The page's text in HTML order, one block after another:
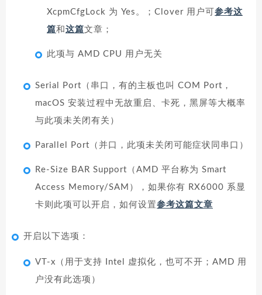
XcpmCfgLock 为 Yes。；Clover 用户可 参考这
篇和 这篇文章；
此项与 AMD CPU 用户无关
Serial Port（串口，有的主板也叫 COM Port，
macOS 安装过程中无故重启、卡死，黑屏等大概率
与此项未关闭有关）
Parallel Port（并口，此项未关闭可能症状同串口）
Re-Size BAR Support（AMD 平台称为 Smart
Access Memory/SAM），如果你有 RX6000 系显
卡则此项可以开启，如何设置参考这篇文章
开启以下选项：
VT-x（用于支持 Intel 虚拟化，也可不开；AMD 用
户没有此选项）